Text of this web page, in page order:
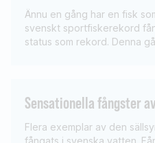
Ännu en gång har en fisk
svenskt sportfiskerekord
status som rekord. Denna
Sensationella fångster
Flera exemplar av den
fångats i svenska vatten.